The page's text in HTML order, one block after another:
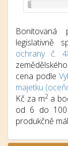
Bonitovaná
legislativně
ochrany č.
cena podle
majetku
Kč za m2a
od 6 do 100
produkčně